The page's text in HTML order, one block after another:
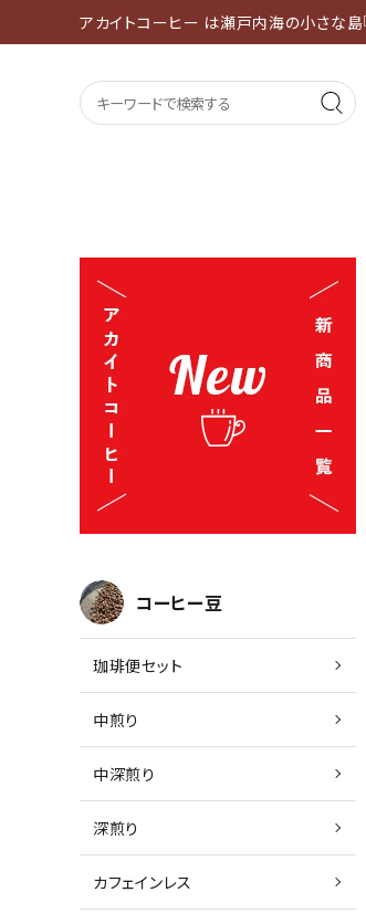
アカイトコーヒー は瀬戸内海の小さな島
コーヒー豆
珈琲便セット
中煎り
中深煎り
深煎り
カフェインレス